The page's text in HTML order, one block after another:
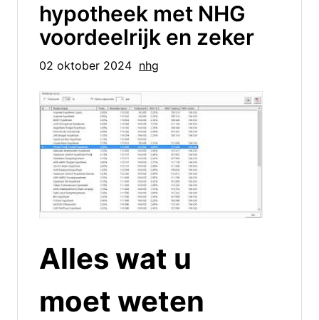
hypotheek met NHG
voordeelrijk en zeker
02 oktober 2024 nhg
Alles wat u
moet weten